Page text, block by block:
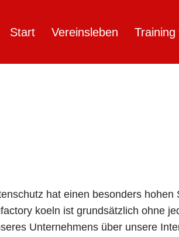
Start Vereinsleben Training
hat einen besonders
koeln ist grundsätzlich ohne
Unternehmens über unsere